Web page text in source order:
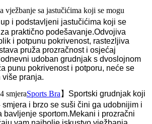
vježbanje sa jastučićima koji se mogu
i podstavljeni jastučićima koji se
praktično podešavanje.Odvojiva
i potpunu pokrivenost, rastezljiva
pruža prozračnost i osjećaj
udoban grudnjak s dvoslojnom
punu pokrivenost i potporu, neće se
više pranja.
smjeraSports Bra 】 Sportski grudnjak koji
smjera i brzo se suši čini ga udobnijim i
bavljenje sportom.Mekani i prozračni